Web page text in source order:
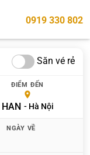
0919 330 802
Săn vé rẻ
ĐIỂM ĐẾN
HAN Hà Nội
NGÀY VỀ